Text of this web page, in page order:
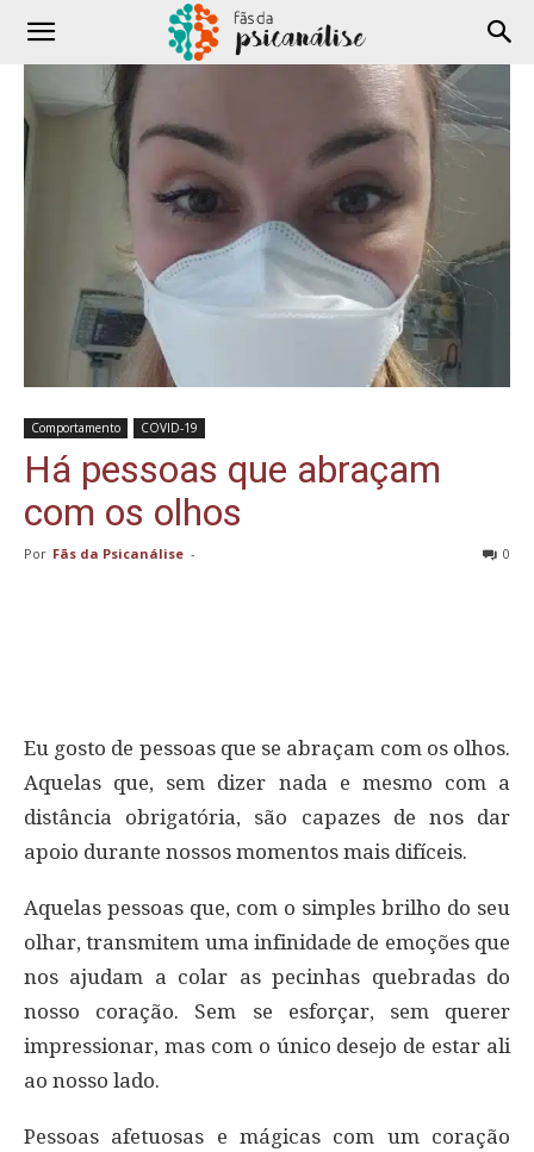
Comportamento COVID-19
Há pessoas que abraçam
com os olhos
Por Fãs da Psicanálise - 0
Eu gosto de pessoas que se abraçam com os olhos.
Aquelas que, sem dizer nada e mesmo com a
distância obrigatória, são capazes de nos dar
apoio durante nossos momentos mais difíceis.
Aquelas pessoas que, com o simples brilho do seu
olhar, transmitem uma infinidade de emoções que
nos ajudam a colar as pecinhas quebradas do
nosso coração. Sem se esforçar, sem querer
impressionar, mas com o único desejo de estar ali
ao nosso lado.
Pessoas afetuosas e mágicas com um coração